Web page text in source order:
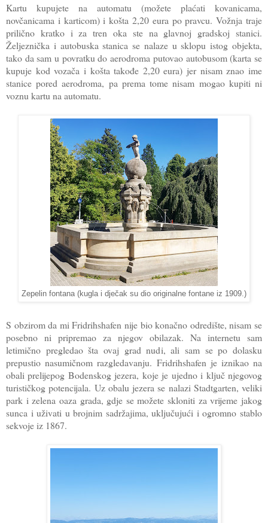
Kartu kupujete na automatu (možete plaćati kovanicama,
novčanicama i karticom) i košta 2,20 eura po pravcu. Vožnja traje
prilično kratko i za tren oka ste na glavnoj gradskoj stanici.
Željeznička i autobuska stanica se nalaze u sklopu istog objekta,
tako da sam u povratku do aerodroma putovao autobusom (karta se
kupuje kod vozača i košta takođe 2,20 eura) jer nisam znao ime
stanice pored aerodroma, pa prema tome nisam mogao kupiti ni
voznu kartu na automatu.
Zepelin fontana (kugla i dječak su dio originalne fontane iz 1909.)
S obzirom da mi Fridrihshafen nije bio konačno odredište, nisam se
posebno ni pripremao za njegov obilazak. Na internetu sam
letimično pregledao šta ovaj grad nudi, ali sam se po dolasku
prepustio nasumičnom razgledavanju. Fridrihshafen je iznikao na
obali prelijepog Bodenskog jezera, koje je ujedno i ključ njegovog
turističkog potencijala. Uz obalu jezera se nalazi Stadtgarten, veliki
park i zelena oaza grada, gdje se možete skloniti za vrijeme jakog
sunca i uživati u brojnim sadržajima, uključujući i ogromno stablo
sekvoje iz 1867.